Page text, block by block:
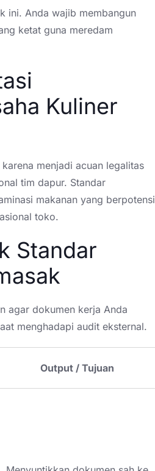
ini. Anda wajib membangun
ketat guna meredam
Kuliner
menjadi acuan legalitas
tim dapur. Standar
makanan yang berpotensi
toko.
Standar
agar dokumen kerja Anda
menghadapi audit eksternal.
Output / Tujuan